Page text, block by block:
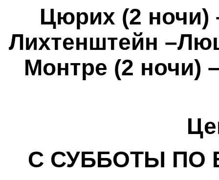
Цюрих (2 ночи)
Лихтенштейн
Монтре (2 ночи)
С СУББОТЫ ПО